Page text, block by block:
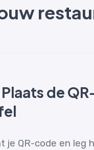
Plaats de
je QR-code en leg